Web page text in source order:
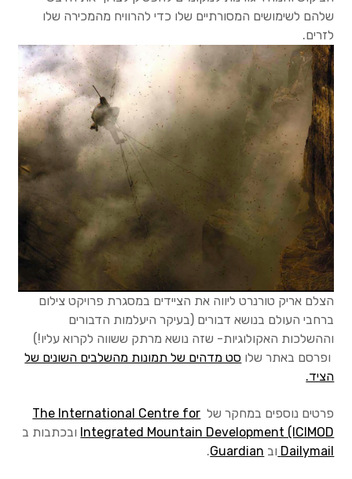
שלהם לשימושים המסורתיים שלו כדי להרוויח מהמכירה שלו
לזרים.
הצלם אריק טורנרט ליווה את הציידים במסגרת פרויקטצילום
ברחבי העולם בנושא דבורים (בעיקר היעלמות הדבורים
וההשלכות האקולוגיות- שזה נושא מרתק ששווה לקרוא עליו!)
ופרסם באתר שלו סט מדהים של תמונות מהשלבים השונים של
הציד.
פרטים נוספים במחקר של The International Centre for
Integrated Mountain Development (ICIMOD ובכתבות ב
Dailymail וב Guardian
.